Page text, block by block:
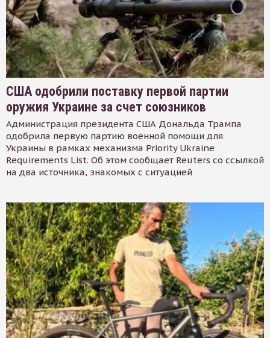
США одобрили поставку первой партии
оружия Украине за счет союзников
Администрация президента США Дональда Трампа
одобрила первую партию военной помощи для
Украины в рамках механизма Priority Ukraine
Requirements List. Об этом сообщает Reuters со ссылкой
на два источника, знакомых с ситуацией